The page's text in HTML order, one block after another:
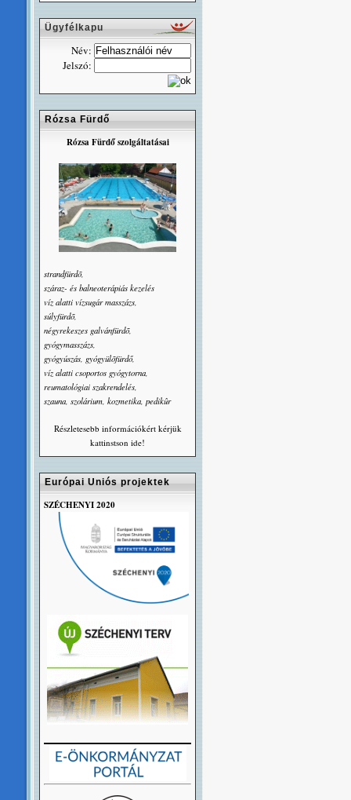
Ügyfélkapu
Név:
Jelszó:
Rózsa Fürdő
Rózsa Fürdő szolgáltatásai
strandfürdõ,
száraz- és balneoterápiás kezelés
víz alatti vízsugár masszázs,
súlyfürdõ,
négyrekeszes galvánfürdõ,
gyógymasszázs,
gyógyúszás, gyógyülõfürdő,
víz alatti csoportos gyógytorna,
reumatológiai szakrendelés,
szauna, szolárium, kozmetika, pedikûr
Részletesebb információkért kérjük
kattinstson ide!
Európai Uniós projektek
SZÉCHENYI 2020